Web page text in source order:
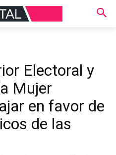
Electoral y
Mujer
en favor de
de las